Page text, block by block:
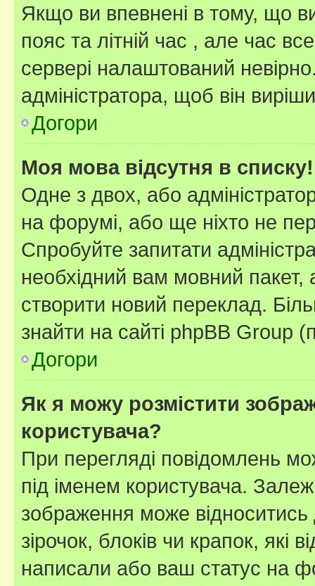
Якщо ви впевнені в тому, що
пояс та літній час , але час
сервері налаштований
адміністратора, щоб він
Догори
Моя мова відсутня в списку!
Одне з двох, або
на форумі, або ще ніхто не
Спробуйте запитати
необхідний вам мовний
створити новий переклад.
знайти на сайті phpBB Group
Догори
Як я можу розмістити
користувача?
При перегляді повідомлень
під іменем користувача.
зображення може відноситись
зірочок, блоків чи крапок, які
написали або ваш статус на